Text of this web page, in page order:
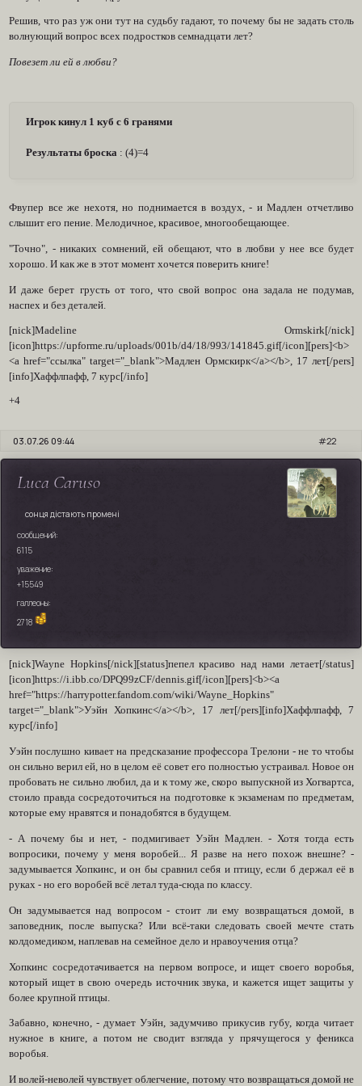
Решив, что раз уж они тут на судьбу гадают, то почему бы не задать столь
волнующий вопрос всех подростков семнадцати лет?
Повезет ли ей в любви?
Игрок кинул 1 куб с 6 гранями
Результаты броска : (4)=4
Фвупер все же нехотя, но поднимается в воздух, - и Мадлен отчетливо
слышит его пение. Мелодичное, красивое, многообещающее.
"Точно", - никаких сомнений, ей обещают, что в любви у нее все будет
хорошо. И как же в этот момент хочется поверить книге!
И даже берет грусть от того, что свой вопрос она задала не подумав,
наспех и без деталей.
[nick]Madeline Ormskirk[/nick]
[icon]https://upforme.ru/uploads/001b/d4/18/993/141845.gif[/icon][pers]<b>
<a href="ссылка" target="_blank">Мадлен Ормскирк</a></b>, 17 лет[/pers]
[info]Хаффлпафф, 7 курс[/info]
+4
22
03.07.26 09:44
Luca Caruso
сонця дістають промені
сообщений:
6115
уважение:
+15549
галлеоны:
2718
[nick]Wayne Hopkins[/nick][status]пепел красиво над нами летает[/status]
[icon]https://i.ibb.co/DPQ99zCF/dennis.gif[/icon][pers]<b><a
href="https://harrypotter.fandom.com/wiki/Wayne_Hopkins"
target="_blank">Уэйн Хопкинс</a></b>, 17 лет[/pers][info]Хаффлпафф, 7
курс[/info]
Уэйн послушно кивает на предсказание профессора Трелони - не то чтобы
он сильно верил ей, но в целом её совет его полностью устраивал. Новое он
пробовать не сильно любил, да и к тому же, скоро выпускной из Хогвартса,
стоило правда сосредоточиться на подготовке к экзаменам по предметам,
которые ему нравятся и понадобятся в будущем.
- А почему бы и нет, - подмигивает Уэйн Мадлен. - Хотя тогда есть
вопросики, почему у меня воробей... Я разве на него похож внешне? -
задумывается Хопкинс, и он бы сравнил себя и птицу, если б держал её в
руках - но его воробей всё летал туда-сюда по классу.
Он задумывается над вопросом - стоит ли ему возвращаться домой, в
заповедник, после выпуска? Или всё-таки следовать своей мечте стать
колдомедиком, наплевав на семейное дело и нравоучения отца?
Хопкинс сосредотачивается на первом вопросе, и ищет своего воробья,
который ищет в свою очередь источник звука, и кажется ищет защиты у
более крупной птицы.
Забавно, конечно, - думает Уэйн, задумчиво прикусив губу, когда читает
нужное в книге, а потом не сводит взгляда у прячущегося у феникса
воробья.
И волей-неволей чувствует облегчение, потому что возвращаться домой не